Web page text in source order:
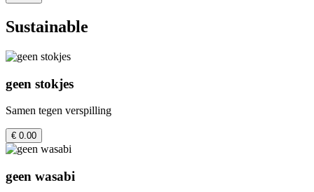
Sustainable
geen stokjes
Samen tegen verspilling
€ 0.00
geen wasabi